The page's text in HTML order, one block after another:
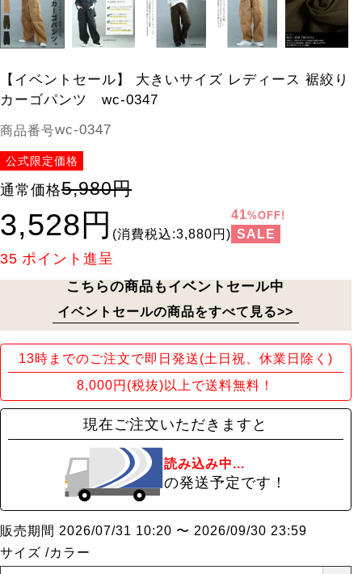
【イベントセール】 大きいサイズ レディース 裾絞り
カーゴパンツ wc-0347
商品番号wc-0347
公式限定価格
通常価格5,980円
3,528円 (消費税込:3,880円)
41%OFF!
SALE
35 ポイント進呈
こちらの商品もイベントセール中
イベントセールの商品をすべて見る>>
13時までのご注文で即日発送(土日祝、休業日除く)
8,000円(税抜)以上で送料無料！
現在ご注文いただきますと
読み込み中...
の発送予定です！
販売期間 2026/07/31 10:20 〜 2026/09/30 23:59
サイズ
カラー